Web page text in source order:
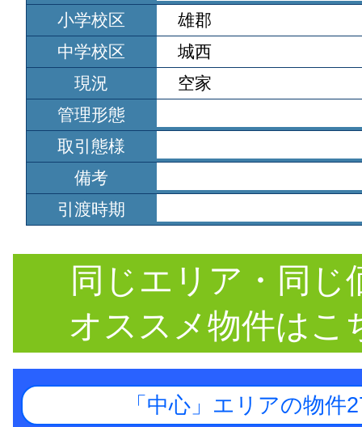
小学校区
雄郡
中学校区
城西
現況
空家
管理形態
取引態様
備考
引渡時期
同じエリア・同じ
オススメ物件はこ
「中心」エリアの物件